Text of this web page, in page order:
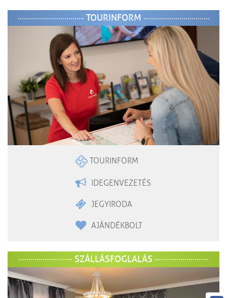
TOURINFORM
TOURINFORM
IDEGENVEZETÉS
JEGYIRODA
AJÁNDÉKBOLT
SZÁLLÁSFOGLALÁS